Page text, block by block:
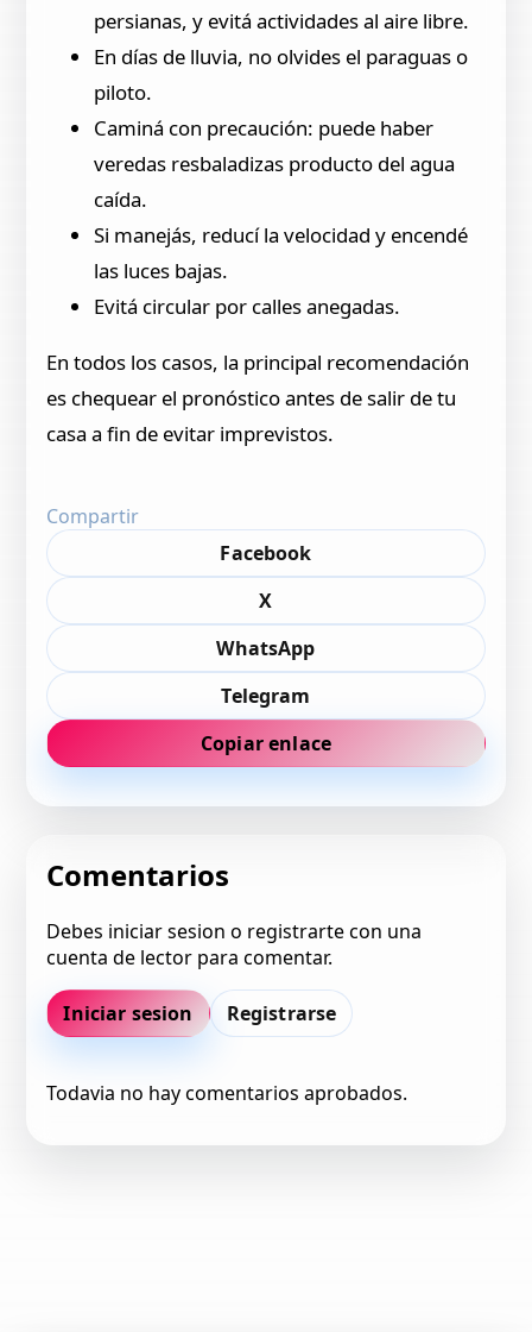
persianas, y evitá actividades al aire libre.
En días de lluvia, no olvides el paraguas o
piloto.
Caminá con precaución: puede haber
veredas resbaladizas producto del agua
caída.
Si manejás, reducí la velocidad y encendé
las luces bajas.
Evitá circular por calles anegadas.
En todos los casos, la principal recomendación
es chequear el pronóstico antes de salir de tu
casa a fin de evitar imprevistos.
Compartir
Facebook
X
WhatsApp
Telegram
Copiar enlace
Comentarios
Debes iniciar sesion o registrarte con una
cuenta de lector para comentar.
Iniciar sesion Registrarse
Todavia no hay comentarios aprobados.